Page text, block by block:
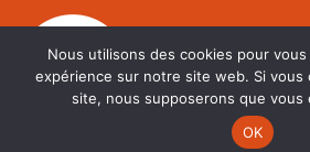
Nous utilisons des cookies pour
expérience sur notre site web. Si vous
site, nous supposerons que vous
OK